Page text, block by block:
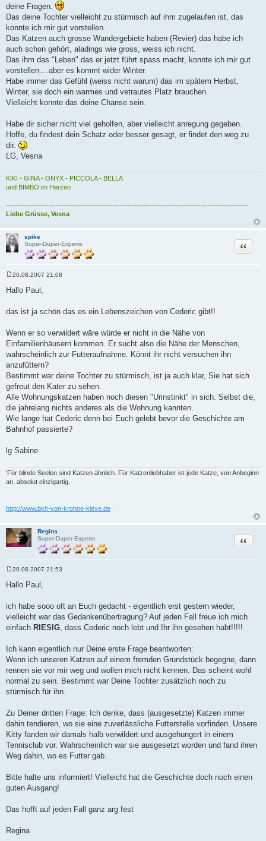
a
g
deine Fragen.
Das deine Tochter vielleicht zu stürmisch auf ihm zugelaufen ist, das
konnte ich mir gut vorstellen.
Das Katzen auch grosse Wandergebiete haben (Revier) das habe ich
auch schon gehört, aladings wie gross, weiss ich nicht.
Das ihm das "Leben" das er jetzt führt spass macht, konnte ich mir gut
vorstellen....aber es kommt wider Winter.
Habe immer das Gefühl (weiss nicht warum) das im spätem Herbst,
Winter, sie doch ein warmes und vetrautes Platz brauchen.
Vielleicht konnte das deine Chanse sein.
Habe dir sicher nicht viel geholfen, aber vielleicht anregung gegeben.
Hoffe, du findest dein Schatz oder besser gesagt, er findet den weg zu
dir.
LG, Vesna
KIKI - GINA - ONYX - PICCOLA - BELLA
und BIMBO im Herzen
------------------------------------------------------------------------------------------------------
Liebe Grüsse, Vesna
spike
Super-Duper-Experte
Zitat
e
i
a
20.08.2007 21:08
Hallo Paul,
das ist ja schön das es ein Lebenszeichen von Cederic gibt!!
Wenn er so verwildert wäre würde er nicht in die Nähe von
Einfamilienhäusern kommen. Er sucht also die Nähe der Menschen,
wahrscheinlich zur Futteraufnahme. Könnt ihr nicht versuchen ihn
anzufüttern?
Bestimmt war deine Tochter zu stürmisch, ist ja auch klar, Sie hat sich
gefreut den Kater zu sehen.
Alle Wohnungskatzen haben noch diesen "Urinstinkt" in sich. Selbst die,
die jahrelang nichts anderes als die Wohnung kannten.
Wie lange hat Cederic denn bei Euch gelebt bevor die Geschichte am
Bahnhof passierte?
lg Sabine
'Für blinde Seelen sind Katzen ähnlich. Für Katzenliebhaber ist jede Katze, von Anbeginn
an, absolut einzigartig.
http://www.bkh-von-krohne-kleve.de
Regina
Super-Duper-Experte
Zitat
e
i
r
a
g
20.08.2007 21:53
Hallo Paul,
ich habe sooo oft an Euch gedacht - eigentlich erst gestern wieder,
vielleicht war das Gedankenübertragung? Auf jeden Fall freue ich mich
einfach RIESIG, dass Cederic noch lebt und Ihr ihn gesehen habt!!!!!
Ich kann eigentlich nur Deine erste Frage beantworten:
Wenn ich unseren Katzen auf einem fremden Grundstück begegne, dann
rennen sie vor mir weg und wollen mich nicht kennen. Das scheint wohl
normal zu sein. Bestimmt war Deine Tochter zusätzlich noch zu
stürmisch für ihn.
Zu Deiner dritten Frage: Ich denke, dass (ausgesetzte) Katzen immer
dahin tendieren, wo sie eine zuverlässliche Futterstelle vorfinden. Unsere
Kitty fanden wir damals halb verwildert und ausgehungert in einem
Tennisclub vor. Wahrscheinlich war sie ausgesetzt worden und fand ihren
Weg dahin, wo es Futter gab.
Bitte halte uns informiert! Vielleicht hat die Geschichte doch noch einen
guten Ausgang!
Das hofft auf jeden Fall ganz arg fest
Regina